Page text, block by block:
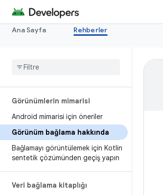
Ana Sayfa Rehberler
Görünümlerin mimarisi
Android mimarisi için öneriler
Görünüm bağlama hakkında
Bağlamayı görüntülemek için Kotlin
sentetik çözümünden geçiş yapın
Veri bağlama kitaplığı